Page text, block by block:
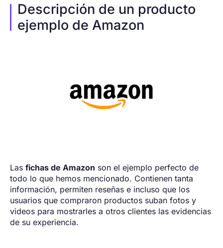
Descripción de un producto
ejemplo de Amazon
Las fichas de Amazon son el ejemplo perfecto de
todo lo que hemos mencionado. Contienen tanta
información, permiten reseñas e incluso que los
usuarios que compraron productos suban fotos y
videos para mostrarles a otros clientes las evidencias
de su experiencia.